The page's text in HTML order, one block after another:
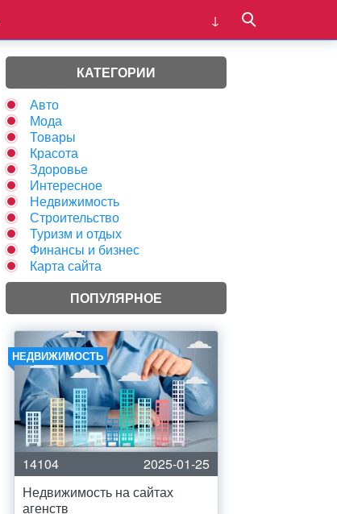
КАТЕГОРИИ
Авто
Мода
Товары
Красота
Здоровье
Интересное
Недвижимость
Строительство
Туризм и отдых
Финансы и бизнес
Карта сайта
ПОПУЛЯРНОЕ
НЕДВИЖИМОСТЬ
14104
2025-01-25
Недвижимость на сайтах
агенств